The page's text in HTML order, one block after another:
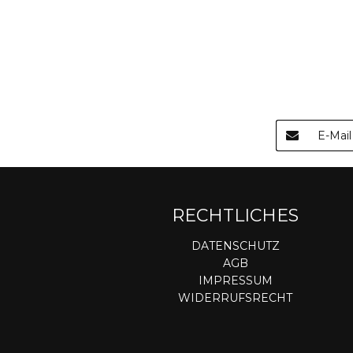
RECHTLICHES
DATENSCHUTZ
AGB
IMPRESSUM
WIDERRUFSRECHT